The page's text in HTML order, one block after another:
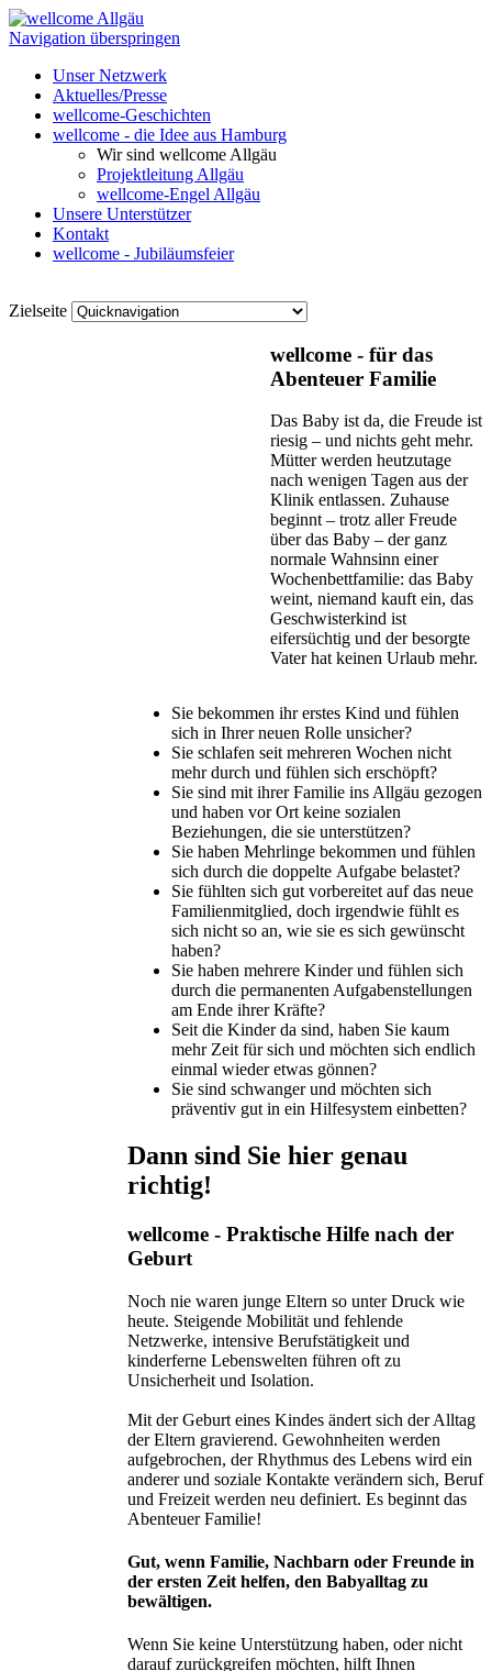
Navigation überspringen
Unser Netzwerk
Aktuelles/Presse
wellcome-Geschichten
wellcome - die Idee aus Hamburg
Wir sind wellcome Allgäu
Projektleitung Allgäu
wellcome-Engel Allgäu
Unsere Unterstützer
Kontakt
wellcome - Jubiläumsfeier
Zielseite
wellcome - für das
Abenteuer Familie
Das Baby ist da, die Freude ist
riesig – und nichts geht mehr.
Mütter werden heutzutage
nach wenigen Tagen aus der
Klinik entlassen. Zuhause
beginnt – trotz aller Freude
über das Baby – der ganz
normale Wahnsinn einer
Wochenbettfamilie: das Baby
weint, niemand kauft ein, das
Geschwisterkind ist
eifersüchtig und der besorgte
Vater hat keinen Urlaub mehr.
Sie bekommen ihr erstes Kind und fühlen
sich in Ihrer neuen Rolle unsicher?
Sie schlafen seit mehreren Wochen nicht
mehr durch und fühlen sich erschöpft?
Sie sind mit ihrer Familie ins Allgäu gezogen
und haben vor Ort keine sozialen
Beziehungen, die sie unterstützen?
Sie haben Mehrlinge bekommen und fühlen
sich durch die doppelte Aufgabe belastet?
Sie fühlten sich gut vorbereitet auf das neue
Familienmitglied, doch irgendwie fühlt es
sich nicht so an, wie sie es sich gewünscht
haben?
Sie haben mehrere Kinder und fühlen sich
durch die permanenten Aufgabenstellungen
am Ende ihrer Kräfte?
Seit die Kinder da sind, haben Sie kaum
mehr Zeit für sich und möchten sich endlich
einmal wieder etwas gönnen?
Sie sind schwanger und möchten sich
präventiv gut in ein Hilfesystem einbetten?
Dann sind Sie hier genau
richtig!
wellcome - Praktische Hilfe nach der
Geburt
Noch nie waren junge Eltern so unter Druck wie
heute. Steigende Mobilität und fehlende
Netzwerke, intensive Berufstätigkeit und
kinderferne Lebenswelten führen oft zu
Unsicherheit und Isolation.
Mit der Geburt eines Kindes ändert sich der Alltag
der Eltern gravierend. Gewohnheiten werden
aufgebrochen, der Rhythmus des Lebens wird ein
anderer und soziale Kontakte verändern sich, Beruf
und Freizeit werden neu definiert. Es beginnt das
Abenteuer Familie!
Gut, wenn Familie, Nachbarn oder Freunde in
der ersten Zeit helfen, den Babyalltag zu
bewältigen.
Wenn Sie keine Unterstützung haben, oder nicht
darauf zurückgreifen möchten, hilft Ihnen